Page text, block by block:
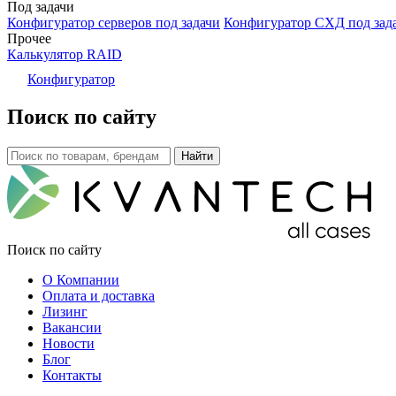
Под задачи
Конфигуратор серверов под задачи Конфигуратор СХД под
Прочее
Калькулятор RAID
Конфигуратор
Поиск по сайту
Поиск по сайту
О Компании
Оплата и доставка
Лизинг
Вакансии
Новости
Блог
Контакты